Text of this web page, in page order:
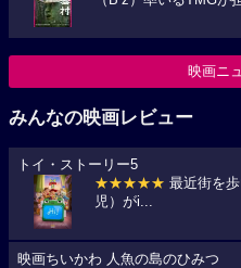
映画ニ
みんなの映画レビュー
トイ・ストーリー5
★★★★★ 最近街を
児）がi...
映画ちいかわ 人魚の島のひみつ